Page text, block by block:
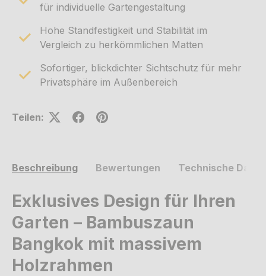
für individuelle Gartengestaltung
Hohe Standfestigkeit und Stabilität im
Vergleich zu herkömmlichen Matten
Sofortiger, blickdichter Sichtschutz für mehr
Privatsphäre im Außenbereich
Teilen:
Beschreibung Bewertungen Technische Daten
Exklusives Design für Ihren
Garten – Bambuszaun
Bangkok mit massivem
Holzrahmen